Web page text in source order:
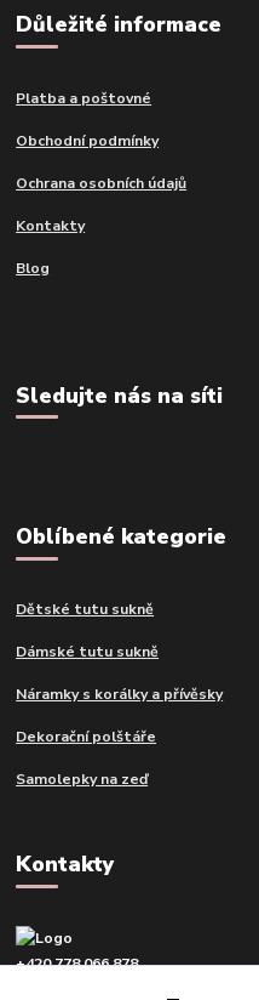
Důležité informace
Platba a poštovné
Obchodní podmínky
Ochrana osobních údajů
Kontakty
Blog
Sledujte nás na síti
Oblíbené kategorie
Dětské tutu sukně
Dámské tutu sukně
Náramky s korálky a přívěsky
Dekorační polštáře
Samolepky na zeď
Kontakty
+420 778 066 878